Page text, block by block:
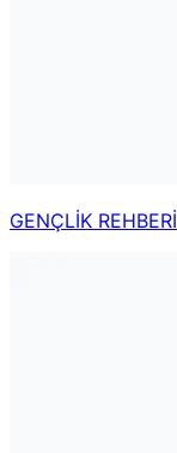
GENÇLİK REHBERİ